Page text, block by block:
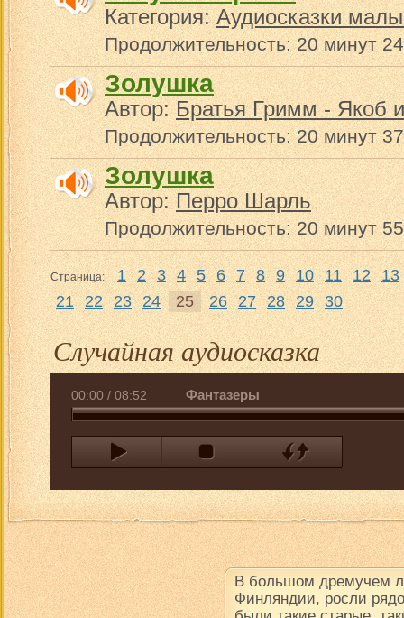
Категория:Аудиосказки
Продолжительность: 20 минут
Золушка
Автор:Братья Гримм - Якоб
Продолжительность: 20 минут
Золушка
Автор:Перро Шарль
Продолжительность: 20 минут
Страница: 1 2 3 4 5 6 7 8 9 10 11 12 13
21 22 23 24 25 26 27 28 29 30
Случайная аудиосказка
00:00 / 08:52 Фантазеры
В большом дремучем
Финляндии, росли